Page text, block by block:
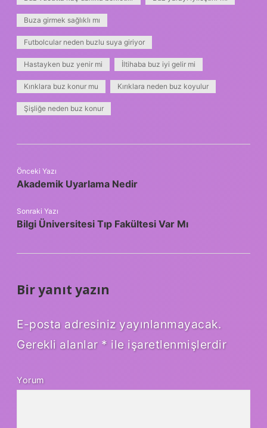
Buza girmek sağlıklı mı
Futbolcular neden buzlu suya giriyor
Hastayken buz yenir mi İltihaba buz iyi gelir mi
Kırıklara buz konur mu Kırıklara neden buz koyulur
Şişliğe neden buz konur
Önceki Yazı
Akademik Uyarlama Nedir
Sonraki Yazı
Bilgi Üniversitesi Tıp Fakültesi Var Mı
Bir yanıt yazın
E-posta adresiniz yayınlanmayacak.
Gerekli alanlar * ile işaretlenmişlerdir
Yorum